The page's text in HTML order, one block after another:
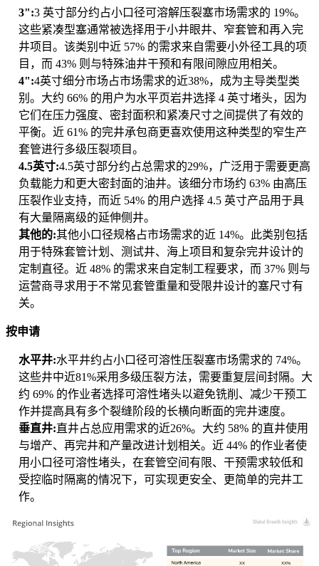
3":3 英寸部分约占小口径可溶解压裂塞市场需求的 19%。
这些紧凑型塞通常被选择用于小井眼井、窄套管和再入完
井项目。该类别中近 57% 的需求来自需要小外径工具的项
目，而 43% 则与特殊油井干预和有限间隙应用相关。
4":4英寸细分市场占市场需求的近38%，成为主导类型类
别。大约 66% 的用户为水平页岩井选择 4 英寸堵头，因为
它们在压力强度、密封面积和紧凑尺寸之间提供了有效的
平衡。近 61% 的完井承包商更喜欢使用这种类型的窄生产
套管进行多级压裂项目。
4.5英寸:4.5英寸部分约占总需求的29%，广泛用于需要更高
负载能力和更大密封面的油井。该细分市场约 63% 由高压
压裂作业支持，而近 54% 的用户选择 4.5 英寸产品用于具
有大量隔离级的延伸侧井。
其他的:其他小口径规格占市场需求的近 14%。此类别包括
用于特殊套管计划、测试井、海上项目和复杂完井设计的
定制直径。近 48% 的需求来自定制工程要求，而 37% 则与
运营商寻求用于不常见套管重量和受限井设计的塞尺寸有
关。
按申请
水平井:水平井约占小口径可溶性压裂塞市场需求的 74%。
这些井中近81%采用多级压裂方法，需要重复层间封隔。大
约 69% 的作业者选择可溶性堵头以避免铣削、减少干预工
作并提高具有多个裂缝阶段的长横向断面的完井速度。
垂直井:直井占总应用需求的近26%。大约 58% 的直井使用
与增产、再完井和产量改进计划相关。近 44% 的作业者使
用小口径可溶性堵头，在套管空间有限、干预需求较低和
受控临时隔离的情况下，可实现更安全、更简单的完井工
作。
XX%
XX